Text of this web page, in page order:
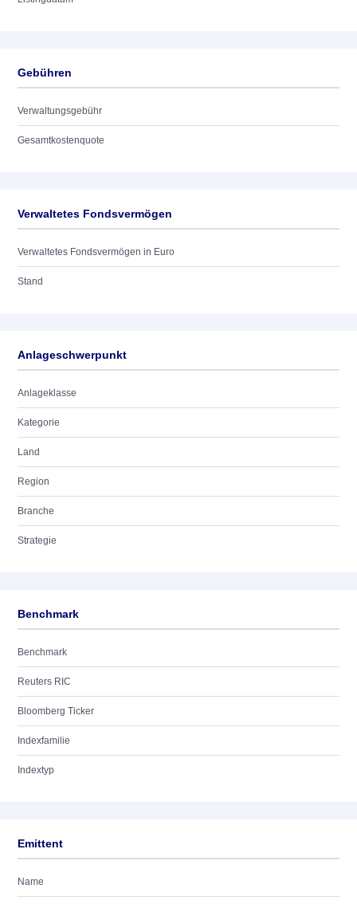
Gebühren
Verwaltungsgebühr
Gesamtkostenquote
Verwaltetes Fondsvermögen
Verwaltetes Fondsvermögen in Euro
Stand
Anlageschwerpunkt
Anlageklasse
Kategorie
Land
Region
Branche
Strategie
Benchmark
Benchmark
Reuters RIC
Bloomberg Ticker
Indexfamilie
Indextyp
Emittent
Name